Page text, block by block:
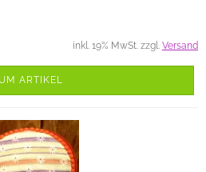
inkl. 19% MwSt. zzgl. Versand
ARTIKEL